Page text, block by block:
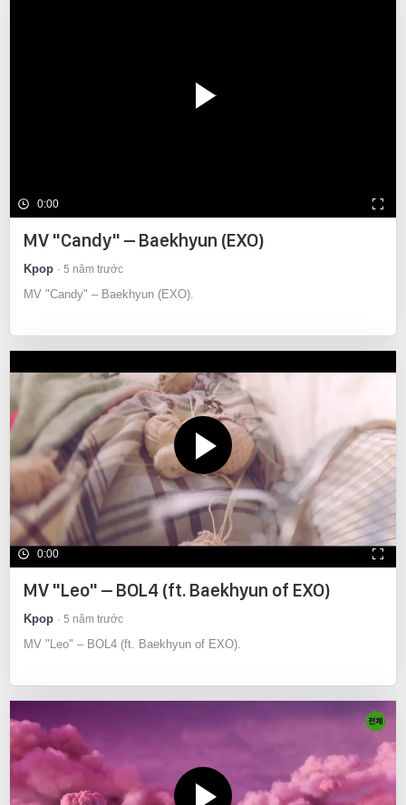
0:00
MV "Candy" – Baekhyun (EXO)
Kpop 5 năm trước
MV "Candy" – Baekhyun (EXO).
0:00
MV "Leo" – BOL4 (ft. Baekhyun of EXO)
Kpop 5 năm trước
MV "Leo" – BOL4 (ft. Baekhyun of EXO).